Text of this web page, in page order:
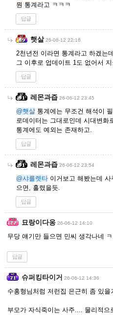
뭔 통계라고 ㅋㅋㅋ
답글
햇살 26-06-12 22:16
2천년전 이라면 통계라고 하겠는데
그 이후로 업데이트 1도 없어서
답글
레몬과즙 26-06-12 23:45
@햇살 통계에는 무조건 해석이 필
로데이터는 그대로인데 시대변화
통계에도 예외는 존재하고.
답글
레몬과즙 26-06-12 23:54
@샤를렛타 이거보고 해봤는데
으면, 홀렸을듯.
답글
묘랑이다옹 26-06-12 14:10
무당 얘기만 들으면 민씨 생각나네 ㅋ
답글
슈퍼킹타이거 26-06-12 14:36
수홍형님처럼 저런집 은근히 좀 있을
부모가 자식죽이는 사주.... 물리적으